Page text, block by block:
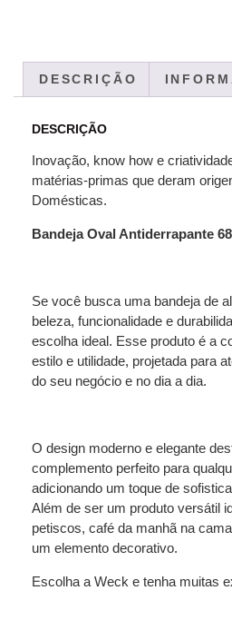
DESCRIÇÃO
DESCRIÇÃO
Inovação, know how e
matérias-primas que deram
Domésticas.
Bandeja Oval Antiderrapante
Se você busca uma bandeja de
beleza, funcionalidade e
escolha ideal. Esse produto é a
estilo e utilidade, projetada para
do seu negócio e no dia a dia.
O design moderno e elegante
complemento perfeito para
adicionando um toque de
Além de ser um produto versátil
petiscos, café da manhã na
um elemento decorativo.
Escolha a Weck e tenha muitas